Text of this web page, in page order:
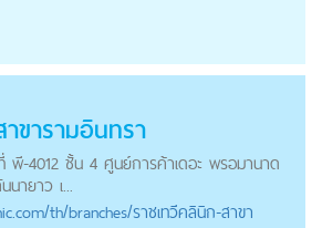
ขารามอินทรา
พี-4012 ชั้น 4 ศูนย์การค้าเดอะ พรอมานาด
ายาว เ...
/th/branches/ราชเทวีคลินิก-สาขา